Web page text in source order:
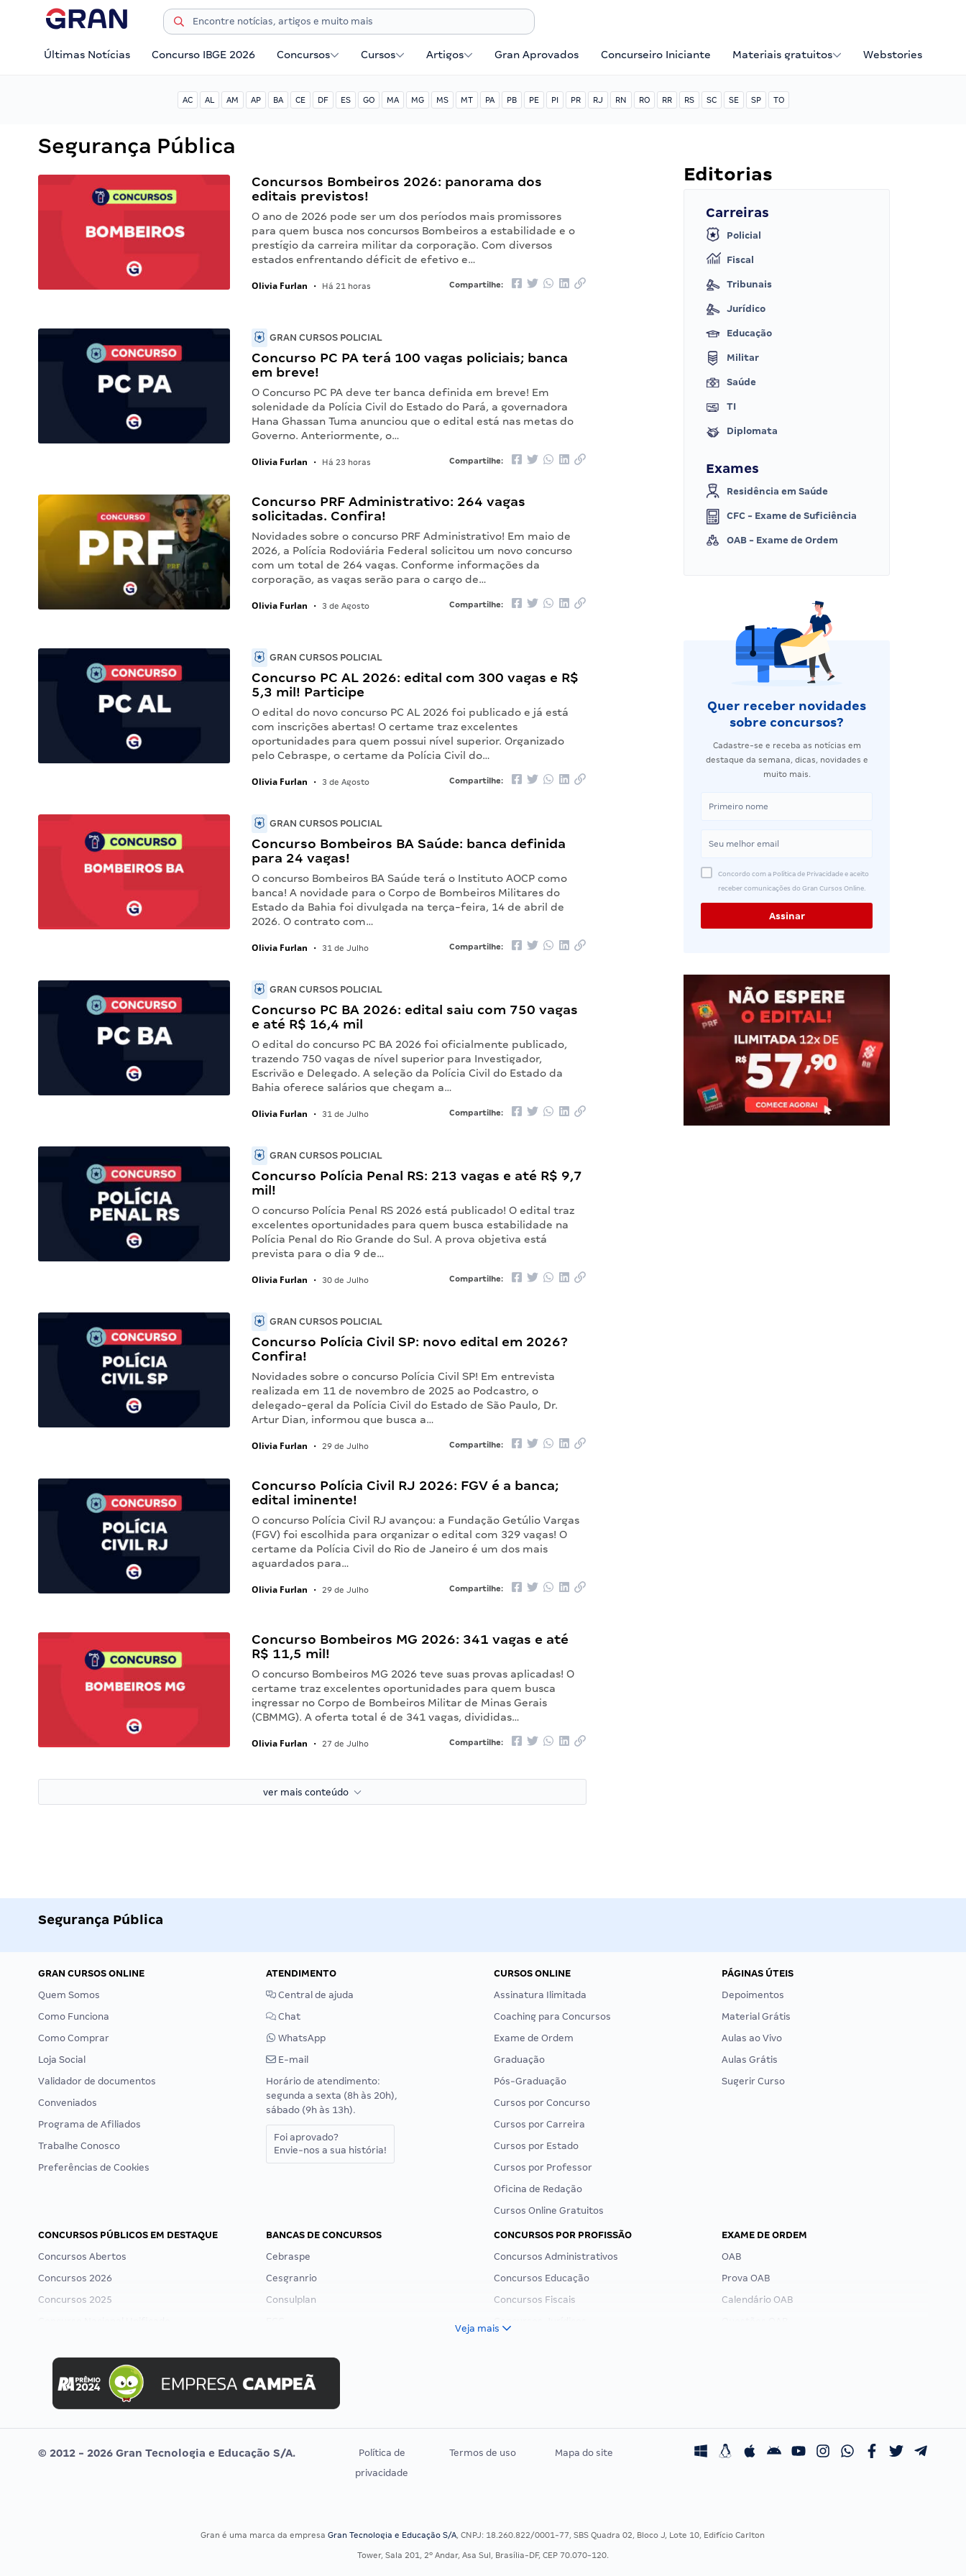
Últimas Notícias Concurso IBGE 2026 Concursos Cursos Artigos Gran Aprovados Concurseiro Iniciante Materiais gratuitos Webstories
AC AL AM AP BA CE DF ES GO MA MG MS MT PA PB PE PI PR RJ RN RO RR RS SC SE SP TO
Segurança Pública
Concursos Bombeiros 2026: panorama dos
editais previstos!
O ano de 2026 pode ser um dos períodos mais promissores
para quem busca nos concursos Bombeiros a estabilidade e o
prestígio da carreira militar da corporação. Com diversos
estados enfrentando déficit de efetivo e…
Olivia Furlan • Há 21 horas Compartilhe:
GRAN CURSOS POLICIAL
Concurso PC PA terá 100 vagas policiais; banca
em breve!
O Concurso PC PA deve ter banca definida em breve! Em
solenidade da Polícia Civil do Estado do Pará, a governadora
Hana Ghassan Tuma anunciou que o edital está nas metas do
Governo. Anteriormente, o…
Olivia Furlan • Há 23 horas Compartilhe:
Concurso PRF Administrativo: 264 vagas
solicitadas. Confira!
Novidades sobre o concurso PRF Administrativo! Em maio de
2026, a Polícia Rodoviária Federal solicitou um novo concurso
com um total de 264 vagas. Conforme informações da
corporação, as vagas serão para o cargo de…
Olivia Furlan • 3 de Agosto Compartilhe:
GRAN CURSOS POLICIAL
Concurso PC AL 2026: edital com 300 vagas e R$
5,3 mil! Participe
O edital do novo concurso PC AL 2026 foi publicado e já está
com inscrições abertas! O certame traz excelentes
oportunidades para quem possui nível superior. Organizado
pelo Cebraspe, o certame da Polícia Civil do…
Olivia Furlan • 3 de Agosto Compartilhe:
GRAN CURSOS POLICIAL
Concurso Bombeiros BA Saúde: banca definida
para 24 vagas!
O concurso Bombeiros BA Saúde terá o Instituto AOCP como
banca! A novidade para o Corpo de Bombeiros Militares do
Estado da Bahia foi divulgada na terça-feira, 14 de abril de
2026. O contrato com…
Olivia Furlan • 31 de Julho Compartilhe:
GRAN CURSOS POLICIAL
Concurso PC BA 2026: edital saiu com 750 vagas
e até R$ 16,4 mil
O edital do concurso PC BA 2026 foi oficialmente publicado,
trazendo 750 vagas de nível superior para Investigador,
Escrivão e Delegado. A seleção da Polícia Civil do Estado da
Bahia oferece salários que chegam a…
Olivia Furlan • 31 de Julho Compartilhe:
GRAN CURSOS POLICIAL
Concurso Polícia Penal RS: 213 vagas e até R$ 9,7
mil!
O concurso Polícia Penal RS 2026 está publicado! O edital traz
excelentes oportunidades para quem busca estabilidade na
Polícia Penal do Rio Grande do Sul. A prova objetiva está
prevista para o dia 9 de…
Olivia Furlan • 30 de Julho Compartilhe:
GRAN CURSOS POLICIAL
Concurso Polícia Civil SP: novo edital em 2026?
Confira!
Novidades sobre o concurso Polícia Civil SP! Em entrevista
realizada em 11 de novembro de 2025 ao Podcastro, o
delegado-geral da Polícia Civil do Estado de São Paulo, Dr.
Artur Dian, informou que busca a…
Olivia Furlan • 29 de Julho Compartilhe:
Concurso Polícia Civil RJ 2026: FGV é a banca;
edital iminente!
O concurso Polícia Civil RJ avançou: a Fundação Getúlio Vargas
(FGV) foi escolhida para organizar o edital com 329 vagas! O
certame da Polícia Civil do Rio de Janeiro é um dos mais
aguardados para…
Olivia Furlan • 29 de Julho Compartilhe:
Concurso Bombeiros MG 2026: 341 vagas e até
R$ 11,5 mil!
O concurso Bombeiros MG 2026 teve suas provas aplicadas! O
certame traz excelentes oportunidades para quem busca
ingressar no Corpo de Bombeiros Militar de Minas Gerais
(CBMMG). A oferta total é de 341 vagas, divididas…
Olivia Furlan • 27 de Julho Compartilhe:
ver mais conteúdo
Editorias
Carreiras
Policial
Fiscal
Tribunais
Jurídico
Educação
Militar
Saúde
TI
Diplomata
Exames
Residência em Saúde
CFC - Exame de Suficiência
OAB - Exame de Ordem
Quer receber novidades
sobre concursos?
Cadastre-se e receba as notícias em
destaque da semana, dicas, novidades e
muito mais.
Concordo com a Política de Privacidade e aceito
receber comunicações do Gran Cursos Online.
Segurança Pública
GRAN CURSOS ONLINE
Quem Somos
Como Funciona
Como Comprar
Loja Social
Validador de documentos
Conveniados
Programa de Afiliados
Trabalhe Conosco
Preferências de Cookies
ATENDIMENTO
Central de ajuda
Chat
WhatsApp
E-mail
Horário de atendimento:
segunda a sexta (8h às 20h),
sábado (9h às 13h).
Foi aprovado?
Envie-nos a sua história!
CURSOS ONLINE
Assinatura Ilimitada
Coaching para Concursos
Exame de Ordem
Graduação
Pós-Graduação
Cursos por Concurso
Cursos por Carreira
Cursos por Estado
Cursos por Professor
Oficina de Redação
Cursos Online Gratuitos
PÁGINAS ÚTEIS
Depoimentos
Material Grátis
Aulas ao Vivo
Aulas Grátis
Sugerir Curso
CONCURSOS PÚBLICOS EM DESTAQUE
Concursos Abertos
Concursos 2026
Concursos 2025
Concurso MPU
Editais publicados
BANCAS DE CONCURSOS
Cebraspe
Cesgranrio
Consulplan
Selecon
Uniase
Vunesp
CONCURSOS POR PROFISSÃO
Concursos Administrativos
Concursos Educação
Concursos Fiscais
Residência Multiprofissional
EXAME DE ORDEM
OAB
Prova OAB
Calendário OAB
Veja mais
© 2012 - 2026 Gran Tecnologia e Educação S/A.
Política de
privacidade
Termos de uso Mapa do site
Gran é uma marca da empresaGran Tecnologia e Educação S/A, CNPJ: 18.260.822/0001-77, SBS Quadra 02, Bloco J, Lote 10, Edifício Carlton
Tower, Sala 201, 2º Andar, Asa Sul, Brasília-DF, CEP 70.070-120.